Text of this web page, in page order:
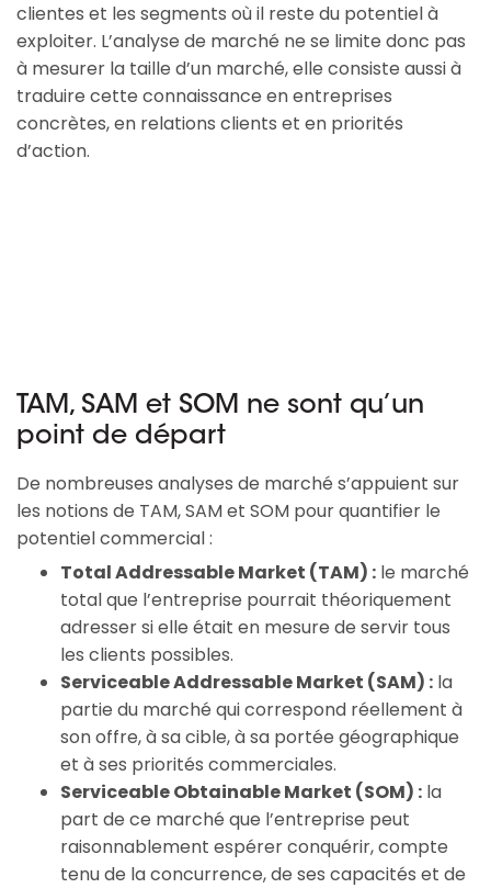
clientes et les segments où il reste du potentiel à
exploiter. L’analyse de marché ne se limite donc pas
à mesurer la taille d’un marché, elle consiste aussi à
traduire cette connaissance en entreprises
concrètes, en relations clients et en priorités
d’action.
TAM, SAM et SOM ne sont qu’un
point de départ
De nombreuses analyses de marché s’appuient sur
les notions de TAM, SAM et SOM pour quantifier le
potentiel commercial :
Total Addressable Market (TAM) : le marché
total que l’entreprise pourrait théoriquement
adresser si elle était en mesure de servir tous
les clients possibles.
Serviceable Addressable Market (SAM) : la
partie du marché qui correspond réellement à
son offre, à sa cible, à sa portée géographique
et à ses priorités commerciales.
Serviceable Obtainable Market (SOM) : la
part de ce marché que l’entreprise peut
raisonnablement espérer conquérir, compte
tenu de la concurrence, de ses capacités et de